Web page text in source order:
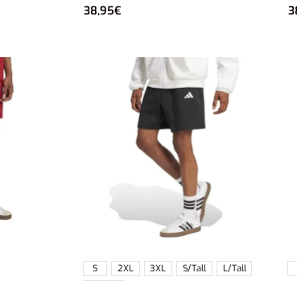
38,95€
S 2XL 3XL S/Tall
L/Tall